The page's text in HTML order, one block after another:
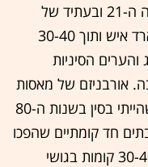
באיכות החיים של הילדים שלנו במאה ה-21 ובעתיד של
העולם שלנו. כיום יש בעולם 6 מיליארד איש ותוך 30-40
קונג והערים הסיניות
אורבניזם של מאסות
אדירות שחוסמות שמש, נוף ורוח. כשהייתי בסין בשנות ה-80
חד קומתיים שהפכו
ל-5-6 קומות. היום יש במקומם 30-40-50 קומות בגושי